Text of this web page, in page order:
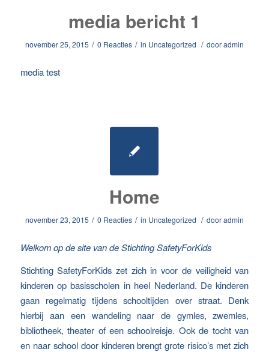
media bericht 1
november 25, 2015 / 0 Reacties / in Uncategorized / dooradmin
media test
Home
november 23, 2015 / 0 Reacties / in Uncategorized / dooradmin
Welkom op de site van de Stichting SafetyForKids
Stichting SafetyForKids zet zich in voor de veiligheid van
kinderen op basisscholen in heel Nederland. De kinderen
gaan regelmatig tijdens schooltijden over straat. Denk
hierbij aan een wandeling naar de gymles, zwemles,
bibliotheek, theater of een schoolreisje. Ook de tocht van
en naar school door kinderen brengt grote risico’s met zich